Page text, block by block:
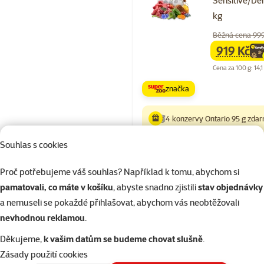
Souhlas s cookies
Proč potřebujeme váš souhlas? Například k tomu, abychom si
pamatovali, co máte v košíku, abyste snadno zjistilistav objednávky
a nemuseli se pokaždé přihlašovat, abychom vás neobtěžovali
nevhodnou reklamou.
Děkujeme,k vašim datům se budeme chovat slušně.
Zásady použití cookies
kg
Běžná cena
family
919 Kč
Cena za 100 g:
značka
4 konzervy Ontario 95 g
Hodnocení